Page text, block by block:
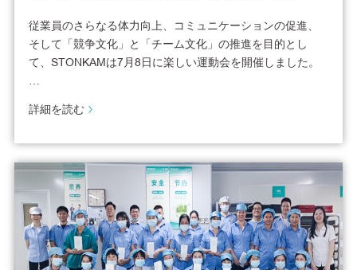
従業員のさらなる体力向上、コミュニケーションの促進、
そして「競争文化」と「チーム文化」の推進を目的とし
て、STONKAMは7月8日に楽しい運動会を開催しました。
詳細を読む